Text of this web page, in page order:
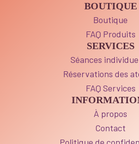
BOUTIQUE
Boutique
FAQ Produits
SERVICES
Séances
Réservations des
FAQ Services
À propos
Contact
Politique de